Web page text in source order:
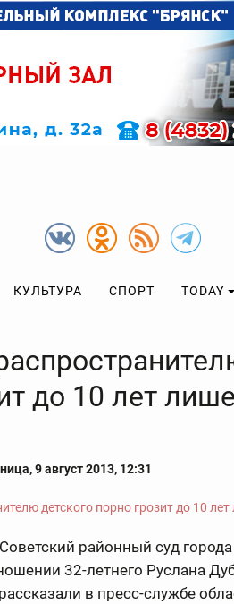
КУЛЬТУРА СПОРТ TODAY
до 10 лет
9 август 2013, 12:31
районный суд
32-летнего Руслана
в пресс-службе